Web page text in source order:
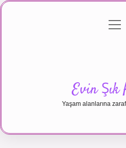
Gizlilik
Evin Şık
Yaşam alanlarına